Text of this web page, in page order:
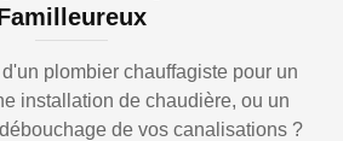
plombier chauffagiste pour un
installation de chaudière, ou un
de vos canalisations ?